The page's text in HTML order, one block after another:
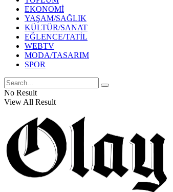
EKONOMİ
YAŞAM/SAĞLIK
KÜLTÜR/SANAT
EĞLENCE/TATİL
WEBTV
MODA/TASARIM
SPOR
No Result
View All Result